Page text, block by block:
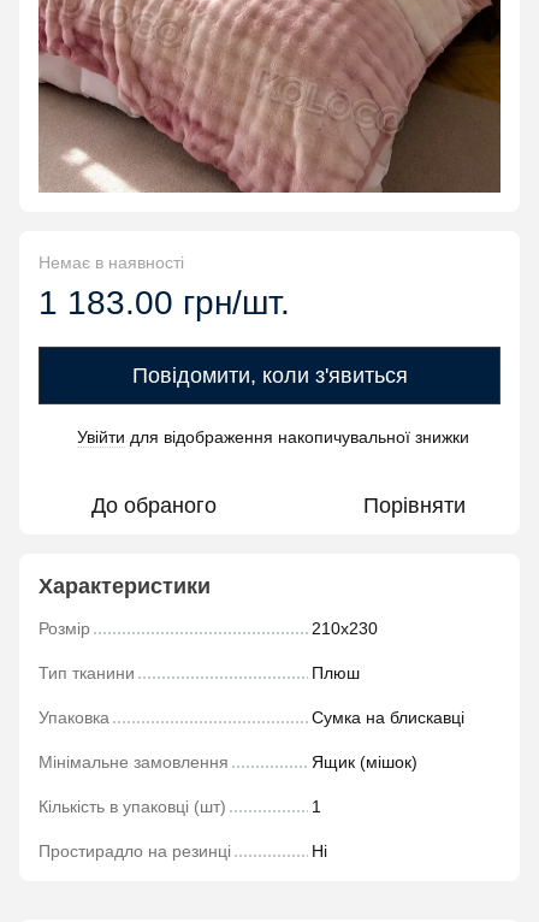
Немає в наявності
1 183.00 грн/шт.
Повідомити, коли з'явиться
Увійти для відображення накопичувальної знижки
До обраного Порівняти
Характеристики
Розмір 210х230
Тип тканини Плюш
Упаковка Сумка на блискавці
Мінімальне замовлення Ящик (мішок)
Кількість в упаковці (шт) 1
Простирадло на резинці Ні